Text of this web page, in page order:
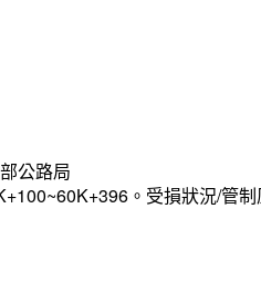
公路局
。受損狀況/管